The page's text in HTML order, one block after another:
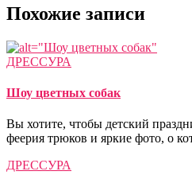
Похожие записи
ДРЕССУРА
Шоу цветных собак
Вы хотите, чтобы детский
феерия трюков и яркие фото, о
ДРЕССУРА